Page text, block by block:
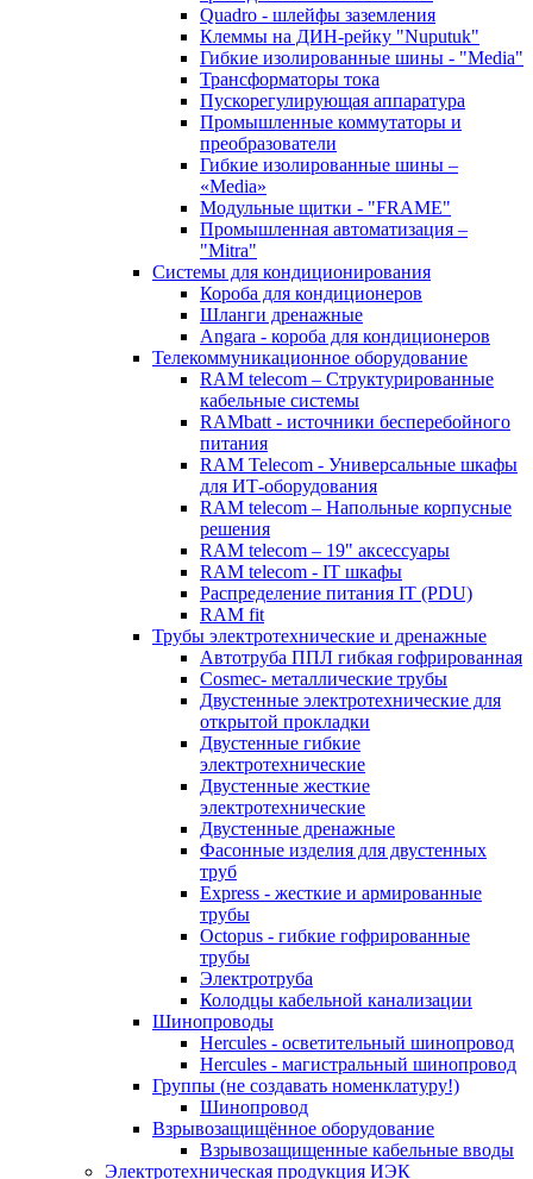
Quadro - шлейфы заземления
Клеммы на ДИН-рейку "Nuputuk"
Гибкие изолированные шины - "Media"
Трансформаторы тока
Пускорегулирующая аппаратура
Промышленные коммутаторы и
преобразователи
Гибкие изолированные шины –
«Media»
Модульные щитки - "FRAME"
Промышленная автоматизация –
"Mitra"
Системы для кондиционирования
Короба для кондиционеров
Шланги дренажные
Angara - короба для кондиционеров
Телекоммуникационное оборудование
RAM telecom – Структурированные
кабельные системы
RAMbatt - источники бесперебойного
питания
RAM Telecom - Универсальные шкафы
для ИТ-оборудования
RAM telecom – Напольные корпусные
решения
RAM telecom – 19" аксессуары
RAM telecom - IT шкафы
Распределение питания IT (PDU)
RAM fit
Трубы электротехнические и дренажные
Автотруба ППЛ гибкая гофрированная
Cosmec- металлические трубы
Двустенные электротехнические для
открытой прокладки
Двустенные гибкие
электротехнические
Двустенные жесткие
электротехнические
Двустенные дренажные
Фасонные изделия для двустенных
труб
Express - жесткие и армированные
трубы
Octopus - гибкие гофрированные
трубы
Электротруба
Колодцы кабельной канализации
Шинопроводы
Hercules - осветительный шинопровод
Hercules - магистральный шинопровод
Группы (не создавать номенклатуру!)
Шинопровод
Взрывозащищённое оборудование
Взрывозащищенные кабельные вводы
Электротехническая продукция ИЭК